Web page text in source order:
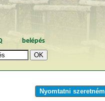
belépés
Nyomtatni szeretném